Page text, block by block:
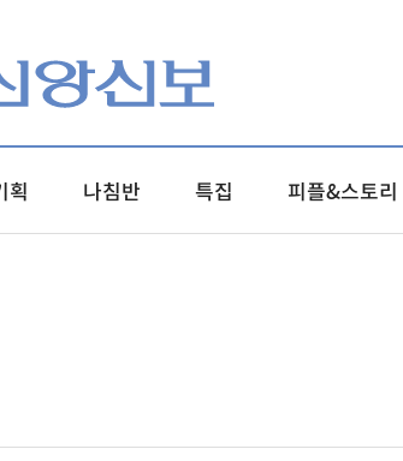
획 나침반 특집 피플&스토리